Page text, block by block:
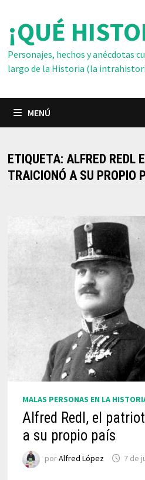
contenido
¡QUÉ
Personajes, hechos y anécdotas
largo de la Historia (la
MENÚ
ETIQUETA: ALFRED REDL
TRAICIONÓ A SU PROPIO
MALAS PERSONAS EN LA
Alfred Redl, el
a su propio país
porAlfred López 7 de